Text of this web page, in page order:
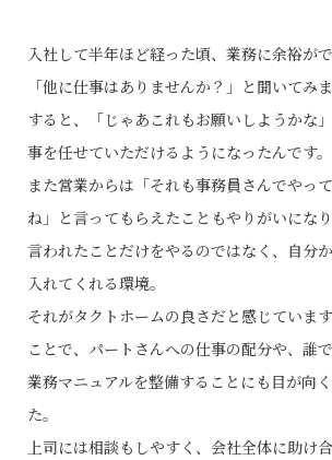
入社して半年ほど経った頃、業務に余裕が
「他に仕事はありませんか？」と聞いてみま
すると、「じゃあこれもお願いしようかな
事を任せていただけるようになったんです。
また営業からは「それも事務員さんでやっ
ね」と言ってもらえたこともやりがいになり
言われたことだけをやるのではなく、自分
入れてくれる環境。
それがタクトホームの良さだと感じていま
ことで、パートさんへの仕事の配分や、誰
業務マニュアルを整備することにも目が向
た。
上司には相談もしやすく、会社全体に助け